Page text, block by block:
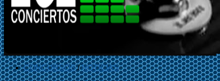
CONCURSOS / NOTICIAS